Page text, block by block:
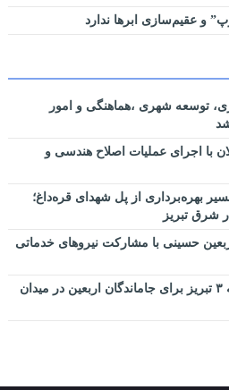
و عقیم‌سازی ابرها ندارد
توسعه شهری ،هماهنگی و امور
با اجرای عملیات اصلاح هندسی و
بهره‌برداری از پل شهدای قره‌داغ؛
شرق تبریز
حسینی با مشارکت نیروهای خدماتی
برپایی موکب شهرداری منطقه ۳ تبریز برای جاماندگان اربعین در میدان